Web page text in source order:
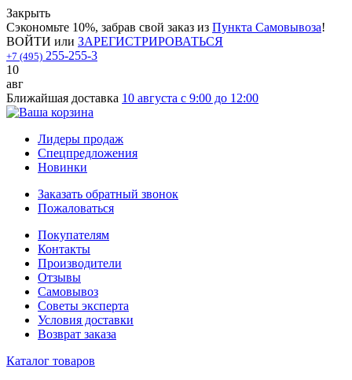
Закрыть
Сэкономьте 10%, забрав свой заказ из Пункта Самовывоза!
ВОЙТИ или ЗАРЕГИСТРИРОВАТЬСЯ
+7 (495) 255-255-3
10
авг
Ближайшая доставка 10 августа с 9:00 до 12:00
Лидеры продаж
Спецпредложения
Новинки
Заказать обратный звонок
Пожаловаться
Покупателям
Контакты
Производители
Отзывы
Самовывоз
Советы эксперта
Условия доставки
Возврат заказа
Каталог товаров